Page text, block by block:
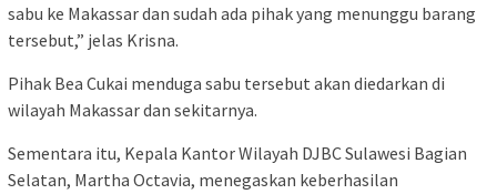
sabu ke Makassar dan sudah ada pihak yang menunggu barang
tersebut,” jelas Krisna.
Pihak Bea Cukai menduga sabu tersebut akan diedarkan di
wilayah Makassar dan sekitarnya.
Sementara itu, Kepala Kantor Wilayah DJBC Sulawesi Bagian
Selatan, Martha Octavia, menegaskan keberhasilan